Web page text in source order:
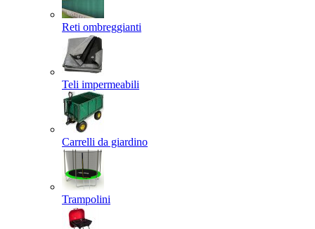
Reti ombreggianti
Teli impermeabili
Carrelli da giardino
Trampolini